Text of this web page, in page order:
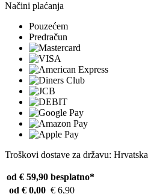
Načini plaćanja
Pouzećem
Predračun
Troškovi dostave za državu: Hrvatska
od € 59,90 besplatno*
od € 0,00 € 6,90